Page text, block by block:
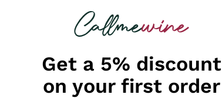
looking for
Get a 5% discount
on your first order